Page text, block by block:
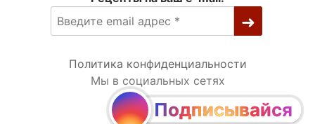
Политика конфиденциальности
Мы в социальных сетях
Подписывайся